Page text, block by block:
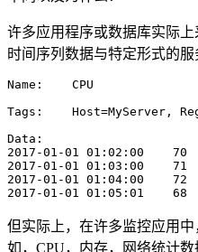
许多应用程序或数据库实际
时间序列数据与特定形式的服
2017-01-01 01:05:01    68
但实际上，在许多监控应用
如，CPU，内存，网络统计